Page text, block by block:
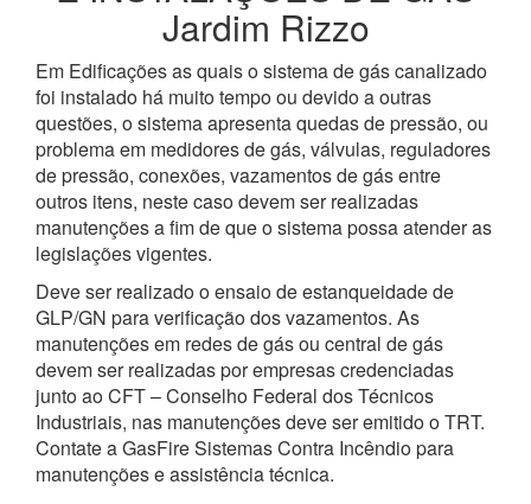
Jardim Rizzo
Em Edificações as quais o sistema de gás canalizado
foi instalado há muito tempo ou devido a outras
questões, o sistema apresenta quedas de pressão, ou
problema em medidores de gás, válvulas, reguladores
de pressão, conexões, vazamentos de gás entre
outros itens, neste caso devem ser realizadas
manutenções a fim de que o sistema possa atender as
legislações vigentes.
Deve ser realizado o ensaio de estanqueidade de
GLP/GN para verificação dos vazamentos. As
manutenções em redes de gás ou central de gás
devem ser realizadas por empresas credenciadas
junto ao CFT – Conselho Federal dos Técnicos
Industriais, nas manutenções deve ser emitido o TRT.
Contate a GasFire Sistemas Contra Incêndio para
manutenções e assistência técnica.